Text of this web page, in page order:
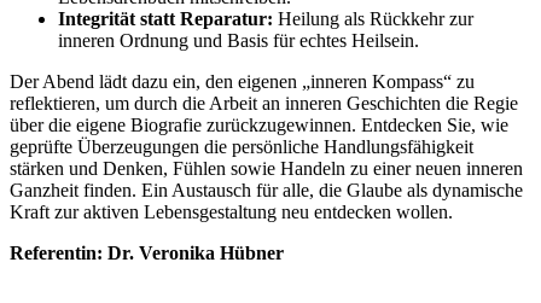
Integrität statt Reparatur: Heilung als Rückkehr zur
inneren Ordnung und Basis für echtes Heilsein.
Der Abend lädt dazu ein, den eigenen „inneren Kompass“ zu
reflektieren, um durch die Arbeit an inneren Geschichten die Regie
über die eigene Biografie zurückzugewinnen. Entdecken Sie, wie
geprüfte Überzeugungen die persönliche Handlungsfähigkeit
stärken und Denken, Fühlen sowie Handeln zu einer neuen inneren
Ganzheit finden. Ein Austausch für alle, die Glaube als dynamische
Kraft zur aktiven Lebensgestaltung neu entdecken wollen.
Referentin: Dr. Veronika Hübner